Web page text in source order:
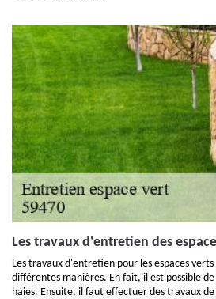
Les travaux d'entretien des
Les travaux d'entretien pour les espaces
différentes manières. En fait, il est possible
haies. Ensuite, il faut effectuer des travaux